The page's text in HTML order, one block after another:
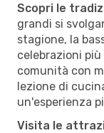
Scopri le
grandi si
stagione, la
celebrazioni
comunità con
lezione di
un'esperienza
Visita le